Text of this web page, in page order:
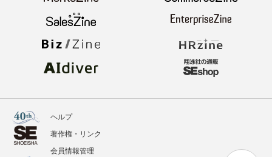
ヘルプ
著作権・リンク
会員情報管理